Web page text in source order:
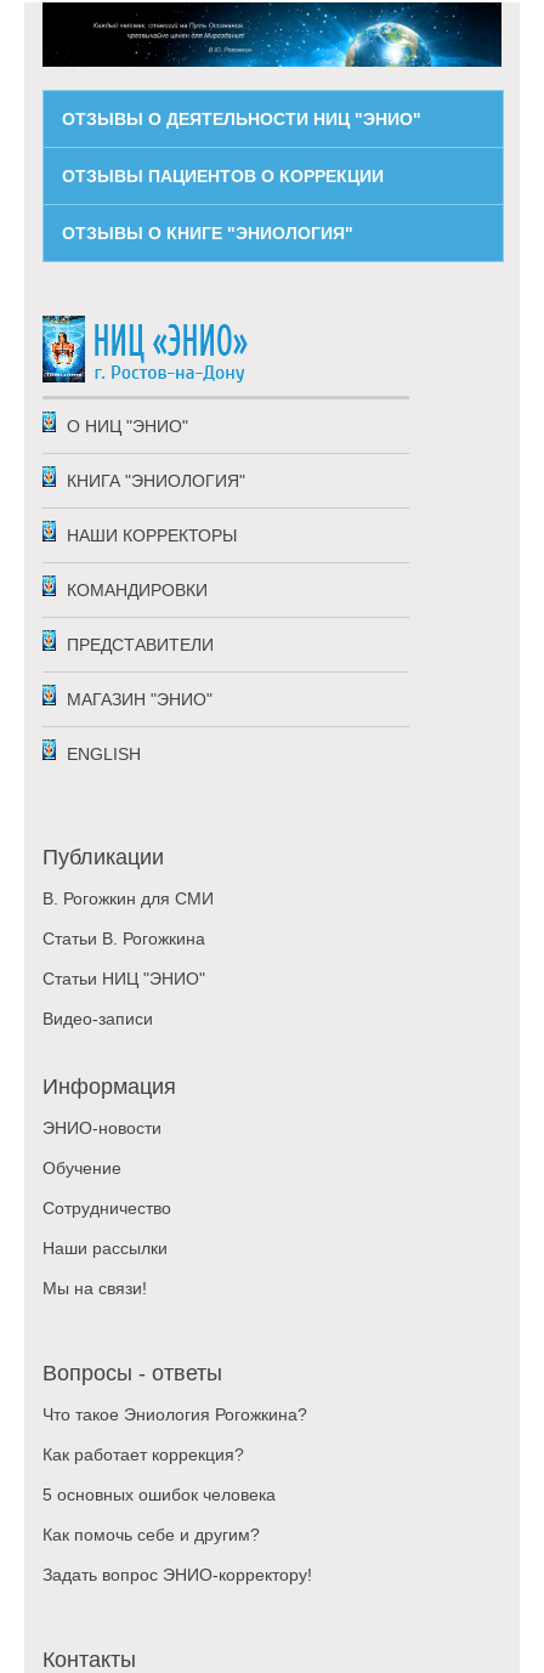
понедельник, пятница
Выходные:
понедельник, пятница
ОТЗЫВЫ О ДЕЯТЕЛЬНОСТИ НИЦ "ЭНИО"
ОТЗЫВЫ ПАЦИЕНТОВ О КОРРЕКЦИИ
ОТЗЫВЫ О КНИГЕ "ЭНИОЛОГИЯ"
О НИЦ "ЭНИО"
КНИГА "ЭНИОЛОГИЯ"
НАШИ КОРРЕКТОРЫ
КОМАНДИРОВКИ
ПРЕДСТАВИТЕЛИ
МАГАЗИН "ЭНИО"
ENGLISH
Публикации
В. Рогожкин для СМИ
Статьи В. Рогожкина
Статьи НИЦ "ЭНИО"
Видео-записи
Информация
ЭНИО-новости
Обучение
Сотрудничество
Наши рассылки
Мы на связи!
Вопросы - ответы
Что такое Эниология Рогожкина?
Как работает коррекция?
5 основных ошибок человека
Как помочь себе и другим?
Задать вопрос ЭНИО-корректору!
Контакты